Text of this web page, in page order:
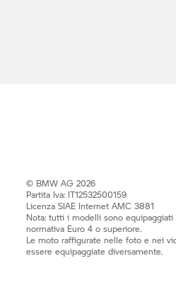
© BMW AG 2026
Partita Iva: IT12532500159
Licenza SIAE Internet AMC 3881
Nota: tutti i modelli sono
normativa Euro 4 o superiore.
Le moto raffigurate nelle foto e nei
essere equipaggiate diversamente.